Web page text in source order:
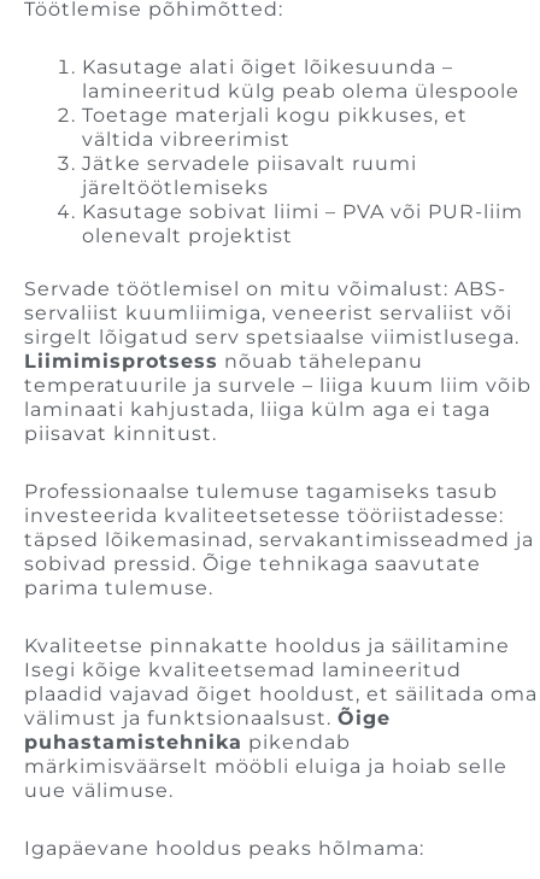
Töötlemise põhimõtted:
Kasutage alati õiget lõikesuunda –
lamineeritud külg peab olema ülespoole
Toetage materjali kogu pikkuses, et
vältida vibreerimist
Jätke servadele piisavalt ruumi
järeltöötlemiseks
Kasutage sobivat liimi – PVA või PUR-liim
olenevalt projektist
Servade töötlemisel on mitu võimalust: ABS-
servaliist kuumliimiga, veneerist servaliist või
sirgelt lõigatud serv spetsiaalse viimistlusega.
Liimimisprotsess nõuab tähelepanu
temperatuurile ja survele – liiga kuum liim võib
laminaati kahjustada, liiga külm aga ei taga
piisavat kinnitust.
Professionaalse tulemuse tagamiseks tasub
investeerida kvaliteetsetesse tööriistadesse:
täpsed lõikemasinad, servakantimisseadmed ja
sobivad pressid. Õige tehnikaga saavutate
parima tulemuse.
Kvaliteetse pinnakatte hooldus ja säilitamine
Isegi kõige kvaliteetsemad lamineeritud
plaadid vajavad õiget hooldust, et säilitada oma
välimust ja funktsionaalsust. Õige
puhastamistehnika pikendab
märkimisväärselt mööbli eluiga ja hoiab selle
uue välimuse.
Igapäevane hooldus peaks hõlmama: